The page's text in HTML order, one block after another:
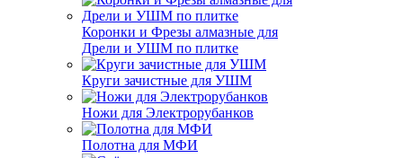
Коронки и Фрезы алмазные для
Дрели и УШМ по плитке
Круги зачистные для УШМ
Ножи для Электрорубанков
Полотна для МФИ